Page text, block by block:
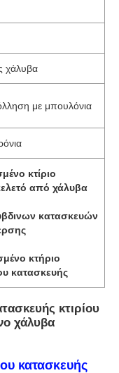
χάλυβα
με μπουλόνια
κτίριο
από χάλυβα
κατασκευών
κτήριο
κατασκευής
κτιρίου
χάλυβα
κατασκευής